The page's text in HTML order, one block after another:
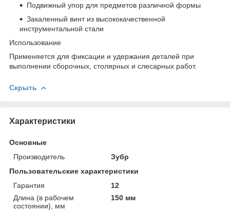
Подвижный упор для предметов различной формы
Закаленный винт из высококачественной
инструментальной стали
Использование
Применяется для фиксации и удержания деталей при
выполнении сборочных, столярных и слесарных работ.
Скрыть
Характеристики
Основные
Производитель
Зубр
Пользовательские характеристики
Гарантия
12
Длина (в рабочем
состоянии), мм
150 мм